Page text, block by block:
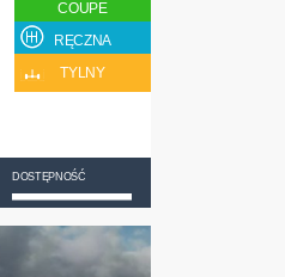
COUPE
RĘCZNA
TYLNY
DOSTĘPNOŚĆ